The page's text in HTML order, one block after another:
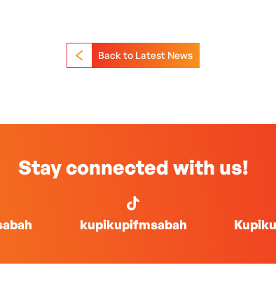
Back to Latest News
Stay connected with us!
kupikupifmsabah